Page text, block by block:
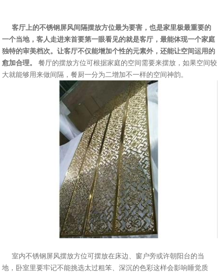
客厅上的不锈钢屏风间隔摆放方位最为要害，也是家里极最重要的
一个当地，客人走进来首要第一眼看见的就是客厅，最能体现一个家庭
独特的审美档次。让客厅不仅能增加个性的元素外，还能让空间运用的
愈加合理。
餐厅的摆放方位可根据家庭的空间需要来摆放，如果空间较
大就能够用来做间隔，餐厨一分为二增加不一样的空间神韵。
室内不锈钢屏风摆放方位可摆放在床边、窗户旁或许朝阳台的当
地，卧室里要牢记不能挑选太过粗笨、深沉的色彩这样会影响睡觉质